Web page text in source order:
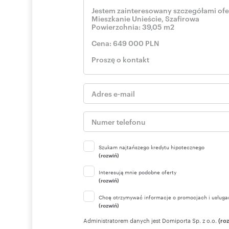
Składa się z przestronnego przedpokoju, , łazienki z
dziennego z aneksem kuchennym, który ma
to dobre rozwiązanie dla osób ceniących poranne
wyposażony i dostępny od ręki.
nadmorski tłok, a zaczynają dzikie plaże. Idealne dla pary
Czy wiesz, że możemy przygotować dla Ciebie
zapytaj o szczegóły.
Pomimo, iż Doradcy Metrohouse przykładają
nieruchomości, nie zawsze jest możliwa weryfikacja
prezentacja oferty nie jest ofertą w rozumieniu
Szukam najtańszego kredytu hipotecznego
(rozwiń)
Interesują mnie podobne oferty
(rozwiń)
Chcę otrzymywać informacje o promocjach i
(rozwiń)
Administratorem danych jest Domiporta Sp. z o.o.